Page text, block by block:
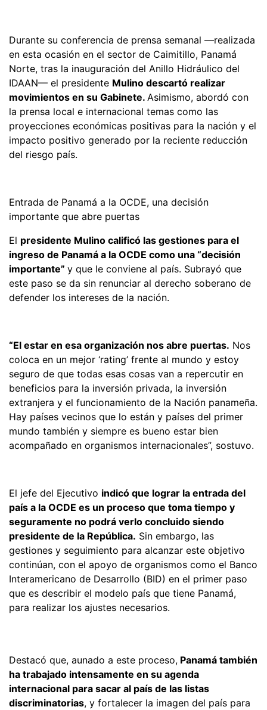
Durante su conferencia de prensa semanal —realizada
en esta ocasión en el sector de Caimitillo, Panamá
Norte, tras la inauguración del Anillo Hidráulico del
IDAAN— el presidente Mulino descartó realizar
movimientos en su Gabinete. Asimismo, abordó con
la prensa local e internacional temas como las
proyecciones económicas positivas para la nación y el
impacto positivo generado por la reciente reducción
del riesgo país.
Entrada de Panamá a la OCDE, una decisión
importante que abre puertas
El presidente Mulino calificó las gestiones para el
ingreso de Panamá a la OCDE como una “decisión
importante” y que le conviene al país. Subrayó que
este paso se da sin renunciar al derecho soberano de
defender los intereses de la nación.
“El estar en esa organización nos abre puertas. Nos
coloca en un mejor ‘rating’ frente al mundo y estoy
seguro de que todas esas cosas van a repercutir en
beneficios para la inversión privada, la inversión
extranjera y el funcionamiento de la Nación panameña.
Hay países vecinos que lo están y países del primer
mundo también y siempre es bueno estar bien
acompañado en organismos internacionales”, sostuvo.
El jefe del Ejecutivo indicó que lograr la entrada del
país a la OCDE es un proceso que toma tiempo y
seguramente no podrá verlo concluido siendo
presidente de la República. Sin embargo, las
gestiones y seguimiento para alcanzar este objetivo
continúan, con el apoyo de organismos como el Banco
Interamericano de Desarrollo (BID) en el primer paso
que es describir el modelo país que tiene Panamá,
para realizar los ajustes necesarios.
Destacó que, aunado a este proceso, Panamá también
ha trabajado intensamente en su agenda
internacional para sacar al país de las listas
discriminatorias, y fortalecer la imagen del país para